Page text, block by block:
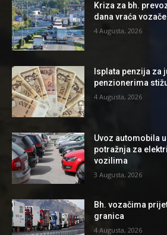
Kriza za bh.
dana vraća
4 Augusta, 2026
Isplata penzija za
penzionerima
4 Augusta, 2026
Uvoz automobila
potražnja za
vozilima
3 Augusta, 2026
Bh. vozačima
granica
4 Augusta, 2026